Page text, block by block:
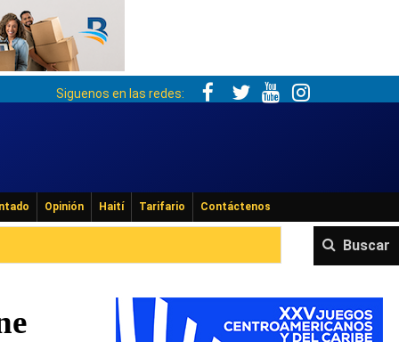
Siguenos en las redes:
Opinión Haití Tarifario Contáctenos
Buscar